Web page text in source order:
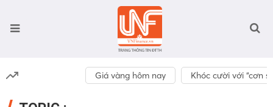
Giá vàng hôm nay Khóc cười với “cơn